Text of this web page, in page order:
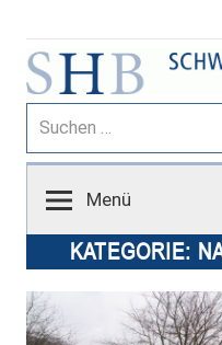
Inhalt
springen
Suchen
nach:
Menü
KATEGORIE: